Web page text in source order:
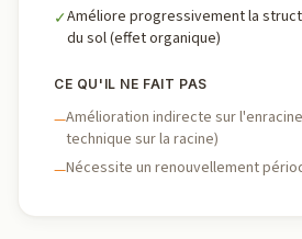
✓Améliore progressivement la
du sol (effet organique)
CE QU'IL NE FAIT PAS
—Amélioration indirecte sur
technique sur la racine)
—Nécessite un renouvellement